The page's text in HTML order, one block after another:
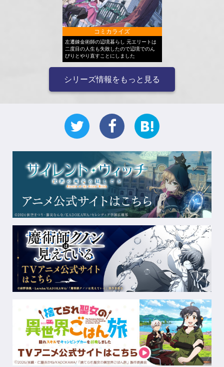
コミカライズ
左遷錬金術師の辺境暮らし 元エリートは
二度目の人生も失敗したので辺境でのん
びりとやり直すことにしました
シリーズ情報をもっと見る